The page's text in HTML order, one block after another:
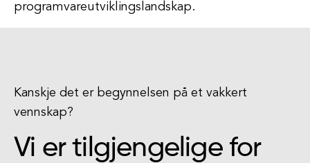
programvareutviklingslandskap.
Kanskje det er begynnelsen på et vakkert
vennskap?
Vi er tilgjengelige for